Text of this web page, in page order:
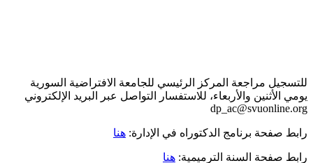
للتسجيل مراجعة المركز الرئيسي للجامعة الافتراضية السورية
يومي الأثنين والأربعاء، للاستفسار التواصل عبر البريد الإلكتروني
dp_ac@svuonline.org
رابط صفحة برنامج الدكتوراه في الإدارة: هنا
رابط صفحة السنة الترميمية: هنا